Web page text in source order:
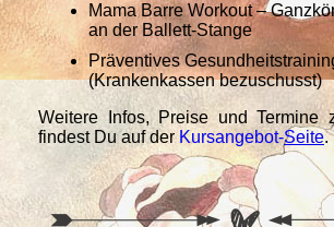
Mama Barre Workout –
an der Ballett-Stange
Präventives
(Krankenkassen bezuschusst)
Weitere Infos, Preise und Termine
findest Du auf der Kursangebot-Seite.